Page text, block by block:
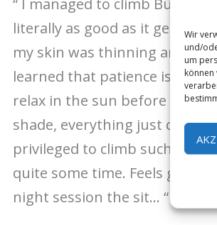
Wir
und/
um
können
“ I managed to climb
literally as good as it gets.
my skin was thinning and I’m
learned that patience is
relax in the sun before my
shade, everything just
privileged to climb such a
quite some time. Feels good
night session the sit… “